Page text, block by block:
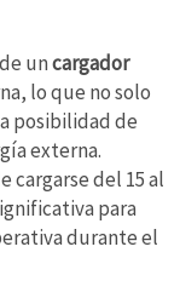
uncargador
lo que no solo
posibilidad de
externa.
cargarse del 15 al
para
durante el